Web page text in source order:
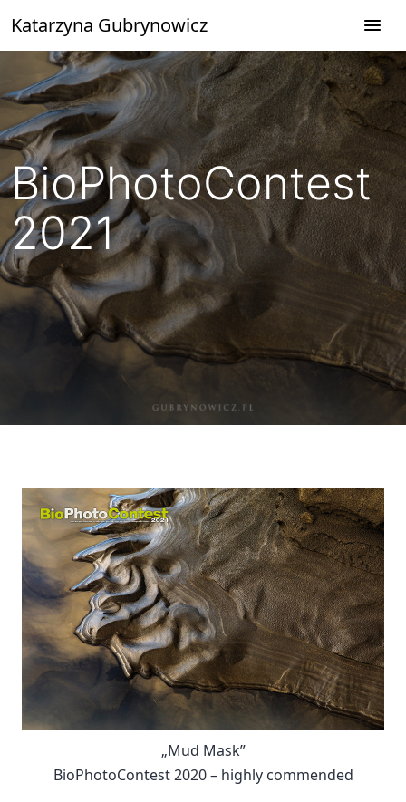
do
treści
Katarzyna Gubrynowicz
BioPhotoContest
2021
„Mud Mask”
BioPhotoContest 2020 – highly commended